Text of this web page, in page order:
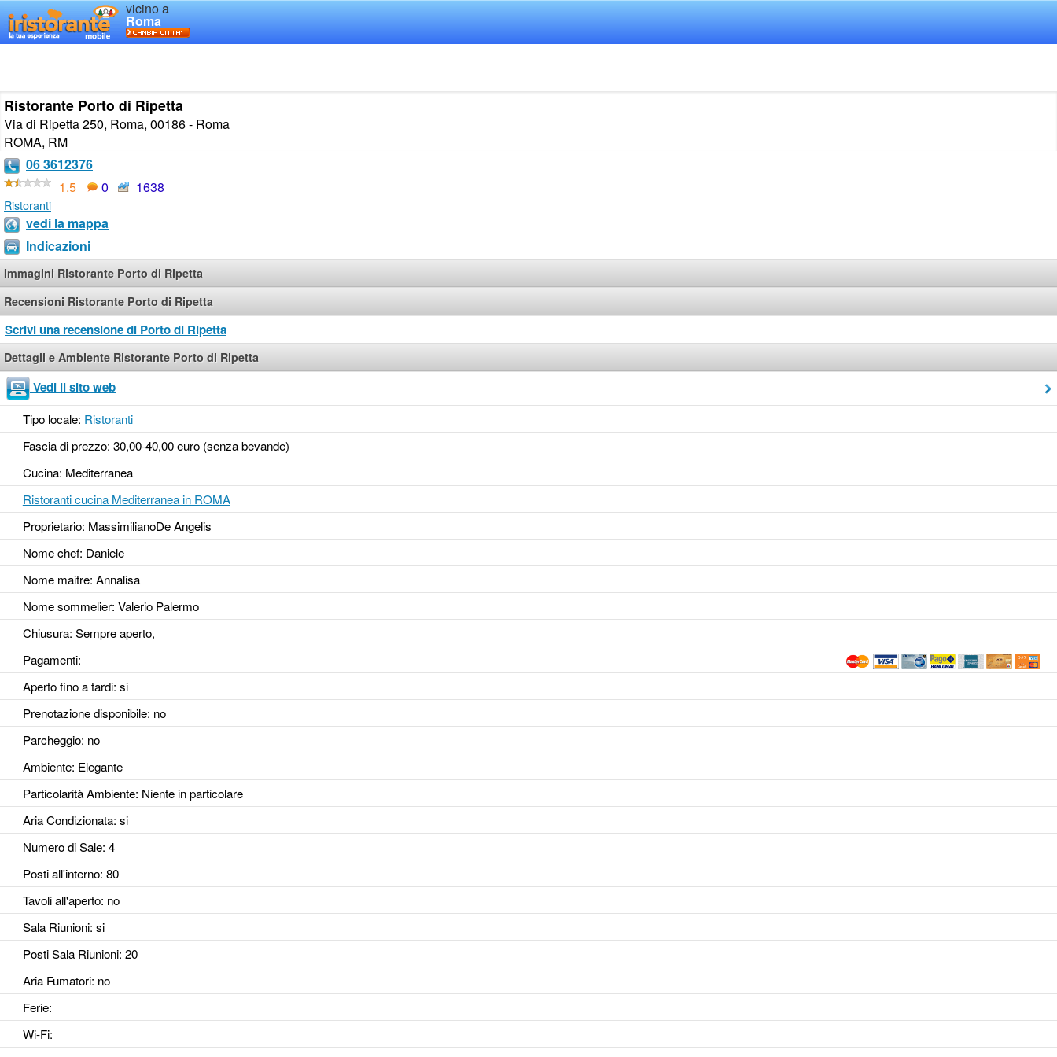
vicino a
Roma
Ristorante Porto di Ripetta
Via di Ripetta 250, Roma, 00186 - Roma
ROMA, RM
06 3612376
1.5
0 1638
Ristoranti
vedi la mappa
Indicazioni
Immagini Ristorante Porto di Ripetta
Recensioni Ristorante Porto di Ripetta
Scrivi una recensione di Porto di Ripetta
Dettagli e Ambiente Ristorante Porto di Ripetta
Vedi il sito web
Tipo locale: Ristoranti
Fascia di prezzo: 30,00-40,00 euro (senza bevande)
Cucina: Mediterranea
Ristoranti cucina Mediterranea in ROMA
Proprietario: MassimilianoDe Angelis
Nome chef: Daniele
Nome maitre: Annalisa
Nome sommelier: Valerio Palermo
Chiusura: Sempre aperto,
Pagamenti:
Aperto fino a tardi: si
Prenotazione disponibile: no
Parcheggio: no
Ambiente: Elegante
Particolarità Ambiente: Niente in particolare
Aria Condizionata: si
Numero di Sale: 4
Posti all'interno: 80
Tavoli all'aperto: no
Sala Riunioni: si
Posti Sala Riunioni: 20
Aria Fumatori: no
Ferie:
Wi-Fi: